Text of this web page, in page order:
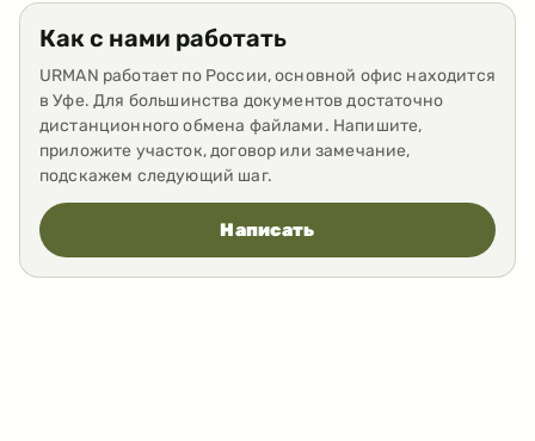
Как с нами работать
URMAN работает по России, основной офис находится
в Уфе. Для большинства документов достаточно
дистанционного обмена файлами. Напишите,
приложите участок, договор или замечание,
подскажем следующий шаг.
Написать